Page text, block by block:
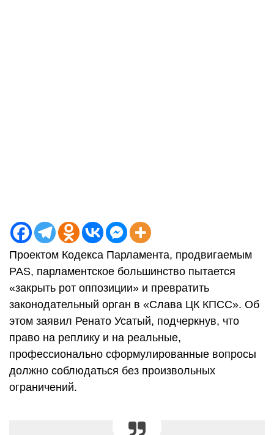
Проектом Кодекса Парламента, продвигаемым
PAS, парламентское большинство пытается
«закрыть рот оппозиции» и превратить
законодательный орган в «Слава ЦК КПСС». Об
этом заявил Ренато Усатый, подчеркнув, что
право на реплику и на реальные,
профессионально сформулированные вопросы
должно соблюдаться без произвольных
ограничений.